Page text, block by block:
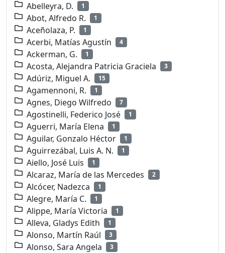
Abelleyra, D. 1
Abot, Alfredo R. 1
Aceñolaza, P. 1
Acerbi, Matías Agustín 4
Ackerman, G. 1
Acosta, Alejandra Patricia Graciela 3
Adúriz, Miguel A. 15
Agamennoni, R. 1
Agnes, Diego Wilfredo 7
Agostinelli, Federico José 1
Aguerri, María Elena 1
Aguilar, Gonzalo Héctor 1
Aguirrezábal, Luis A. N. 1
Aiello, José Luis 1
Alcaraz, María de las Mercedes 2
Alcócer, Nadezca 1
Alegre, María C. 1
Alippe, María Victoria 1
Alleva, Gladys Edith 1
Alonso, Martín Raúl 3
Alonso, Sara Angela 3